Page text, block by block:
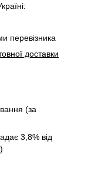
перевізника
доставки
(за
3,8% від